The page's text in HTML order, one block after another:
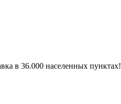
в 36.000 населенных пунктах!